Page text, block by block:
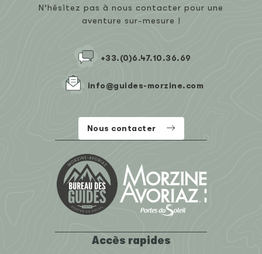
N’hésitez pas à nous contacter pour une
aventure sur-mesure !
+33.(0)6.47.10.36.69
info@guides-morzine.com
Nous contacter
Accès rapides